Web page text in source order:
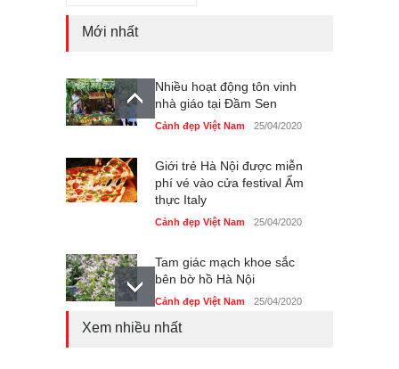
Mới nhất
Nhiều hoạt động tôn vinh
nhà giáo tại Đầm Sen
Cảnh đẹp Việt Nam 25/04/2020
Giới trẻ Hà Nội được miễn
phí vé vào cửa festival Ẩm
thực Italy
Cảnh đẹp Việt Nam 25/04/2020
Tam giác mạch khoe sắc
bên bờ hồ Hà Nội
Cảnh đẹp Việt Nam 25/04/2020
Xem nhiều nhất